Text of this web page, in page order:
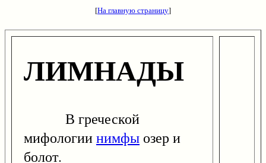
[На главную страницу]
ЛИМНАДЫ
В греческой
мифологиинимфы озер и
болот.